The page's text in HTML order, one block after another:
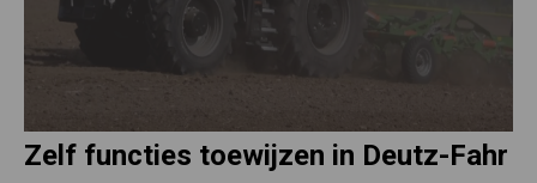
Zelf functies toewijzen in Deutz-Fahr